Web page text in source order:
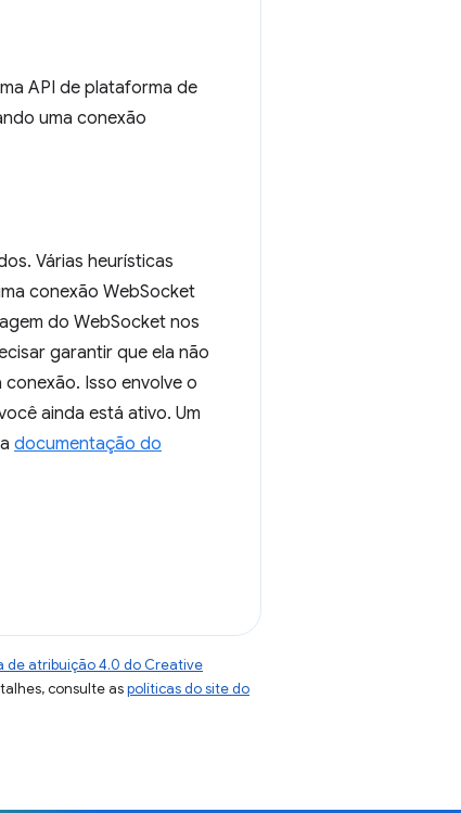
API de plataforma de
uma conexão
Várias heurísticas
conexão WebSocket
do WebSocket nos
garantir que ela não
Isso envolve o
ainda está ativo. Um
documentação do
de atribuição 4.0 do Creative
consulte aspolíticas do site do